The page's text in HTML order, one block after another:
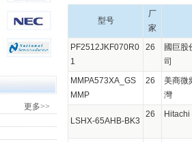
更多>>
型号
厂
家
PF2512JKF070R0
1
26
國巨股
司
MMPA573XA_GS
MMP
26
美商微
灣
LSHX-65AHB-BK3
26